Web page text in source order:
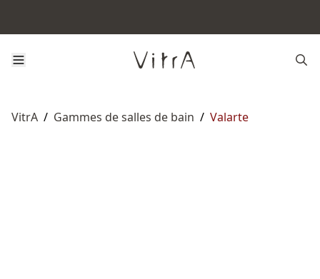
VitrA / Gammes de salles de bain / Valarte